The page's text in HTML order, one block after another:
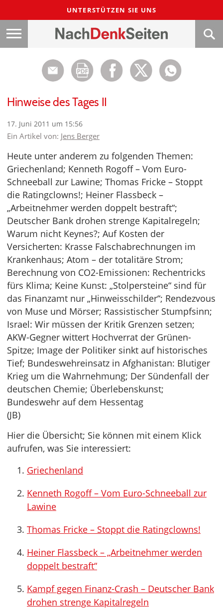
UNTERSTÜTZEN SIE UNS
Hinweise des Tages II
17. Juni 2011 um 15:56
Ein Artikel von: Jens Berger
Heute unter anderem zu folgenden Themen:
Griechenland; Kenneth Rogoff – Vom Euro-
Schneeball zur Lawine; Thomas Fricke – Stoppt
die Ratingclowns!; Heiner Flassbeck –
„Arbeitnehmer werden doppelt bestraft“;
Deutscher Bank drohen strenge Kapitalregeln;
Warum nicht Keynes?; Auf Kosten der
Versicherten: Krasse Falschabrechnungen im
Krankenhaus; Atom – der totalitäre Strom;
Berechnung von CO2-Emissionen: Rechentricks
fürs Klima; Keine Kunst: „Stolpersteine“ sind für
das Finanzamt nur „Hinweisschilder“; Rendezvous
von Muse und Mörser; Rassistischer Stumpfsinn;
Israel: Wir müssen der Kritik Grenzen setzen;
AKW-Gegner wittert Hochverrat der Grünen-
Spitze; Image der Politiker sinkt auf historisches
Tief; Bundeswehreinsatz in Afghanistan: Blutiger
Krieg um die Wahrnehmung; Der Sündenfall der
deutschen Chemie; Überlebenskunst;
Bundeswehr auf dem Hessentag
(JB)
Hier die Übersicht; Sie können mit einem Klick
aufrufen, was Sie interessiert:
Griechenland
Kenneth Rogoff – Vom Euro-Schneeball zur
Lawine
Thomas Fricke – Stoppt die Ratingclowns!
Heiner Flassbeck – „Arbeitnehmer werden
doppelt bestraft“
Kampf gegen Finanz-Crash – Deutscher Bank
drohen strenge Kapitalregeln